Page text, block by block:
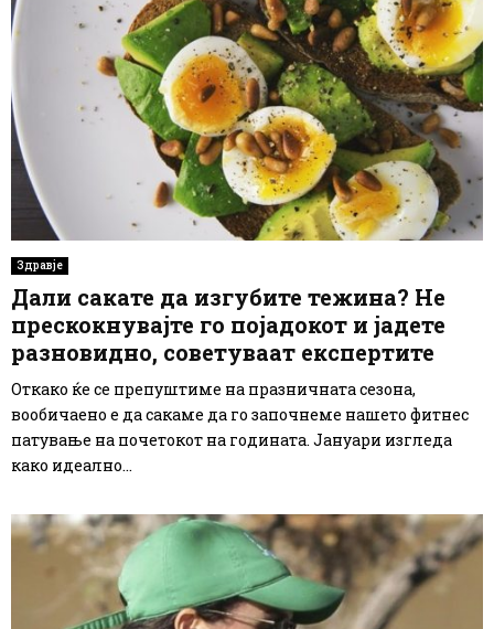
Здравје
Дали сакате да изгубите тежина? Не
прескокнувајте го појадокот и јадете
разновидно, советуваат експертите
Откако ќе се препуштиме на празничната сезона,
вообичаено е да сакаме да го започнеме нашето фитнес
патување на почетокот на годината. Јануари изгледа
како идеално...